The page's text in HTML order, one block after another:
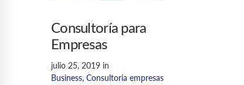
Consultoría para
Empresas
julio 25, 2019 in
Business, Consultoria empresas